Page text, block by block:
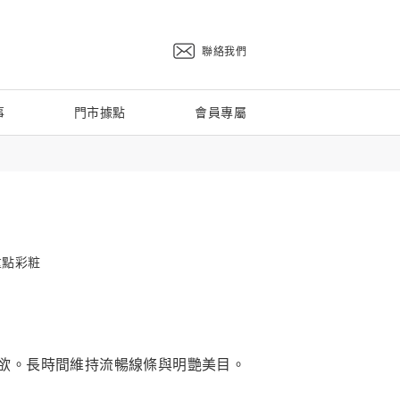
聯絡我們
門市據點 會員專屬
彩粧
。長時間維持流暢線條與明艷美目。